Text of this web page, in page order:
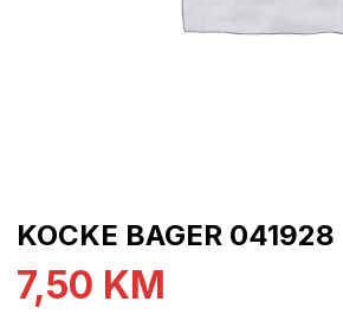
KOCKE BAGER 041928
7,50 KM